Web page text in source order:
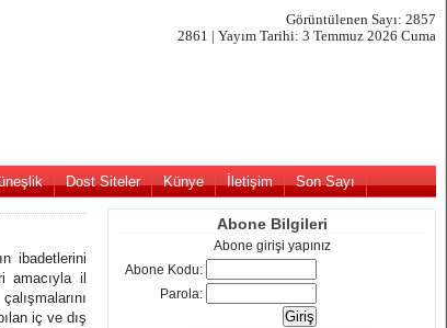
Görüntülenen Sayı: 2857
2861 | Yayım Tarihi: 3 Temmuz 2026 Cuma
Dost Siteler Künye İletişim Son Sayı
ibadetlerini
amacıyla il
iç ve dış
Abone Bilgileri
Abone girişi yapınız
Abone Kodu:
Parola: